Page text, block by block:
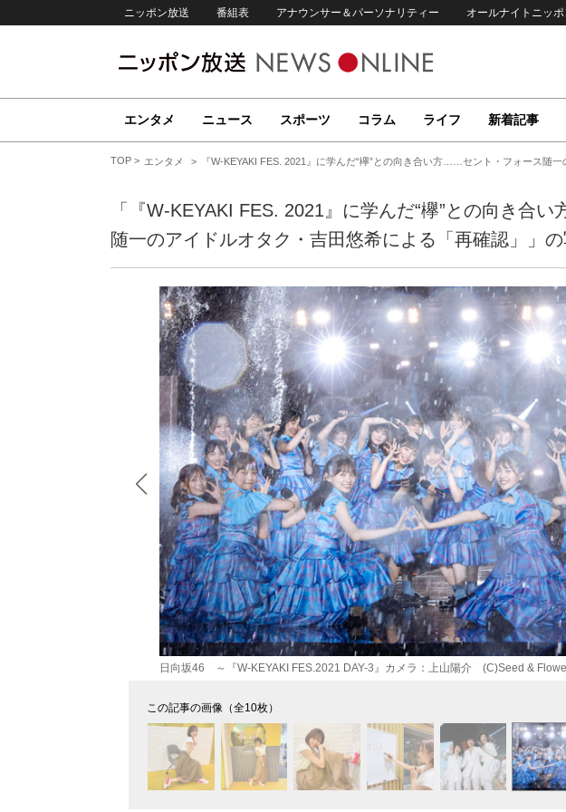
ニッポン放送 番組表 アナウンサー＆パーソナリティー オールナイトニッポ
エンタメ ニュース スポーツ コラム ライフ 新着記事
TOP エンタメ 『W-KEYAKI FES. 2021』に学んだ“欅”との向き合い方……セント・フォース随
「『W-KEYAKI FES. 2021』に学んだ“欅”との向き合
随一のアイドルオタク・吉田悠希による「再確認」」
日向坂46 ～『W-KEYAKI FES.2021 DAY-3』カメラ：上山陽介 (C)Seed &
この記事の画像（全10枚）